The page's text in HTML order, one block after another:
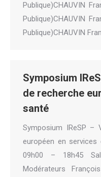
Publique)CHAUVIN
Publique)CHAUVIN
Publique)CHAUVIN
Symposium
de recherche
santé
Symposium IReSP –
européen en
09h00 – 18h45
Modérateurs